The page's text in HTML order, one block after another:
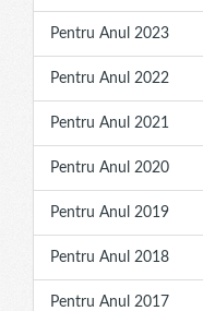
Pentru Anul 2023
Pentru Anul 2022
Pentru Anul 2021
Pentru Anul 2020
Pentru Anul 2019
Pentru Anul 2018
Pentru Anul 2017